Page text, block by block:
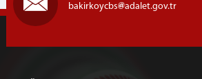
bakirkoycbs adalet.gov.tr